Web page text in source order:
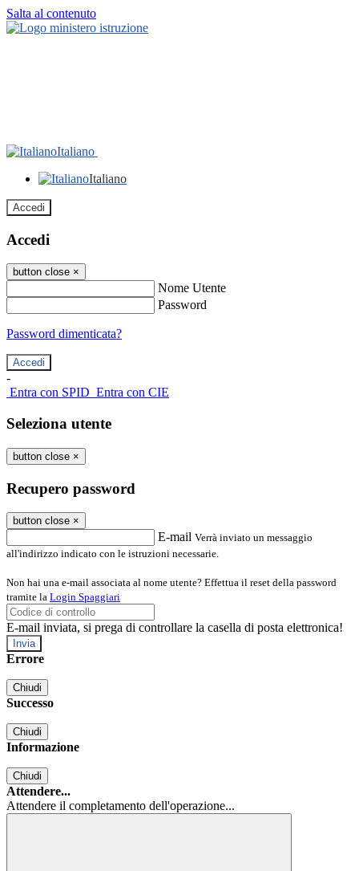
Salta al contenuto
Italiano
Italiano
Accedi
Accedi
button close ×
Nome Utente
Password
Password dimenticata?
-
Entra con SPID Entra con CIE
Seleziona utente
button close ×
Recupero password
button close ×
E-mail Verrà inviato un messaggio
all'indirizzo indicato con le istruzioni necessarie.
Non hai una e-mail associata al nome utente? Effettua il reset della password
tramite la Login Spaggiari
E-mail inviata, si prega di controllare la casella di posta elettronica!
Errore
Chiudi
Successo
Chiudi
Informazione
Chiudi
Attendere...
Attendere il completamento dell'operazione...